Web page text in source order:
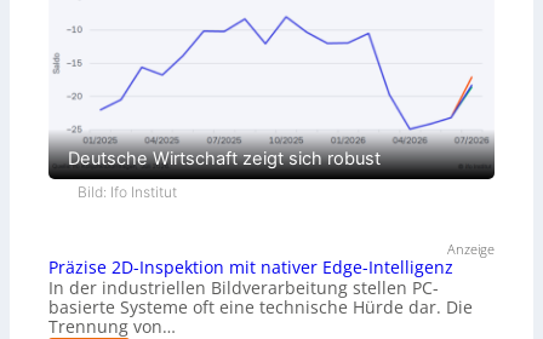
Deutsche Wirtschaft zeigt sich robust
Bild: Ifo Institut
Anzeige
Präzise 2D-Inspektion mit nativer Edge-Intelligenz
In der industriellen Bildverarbeitung stellen PC-
basierte Systeme oft eine technische Hürde dar. Die
Trennung von…